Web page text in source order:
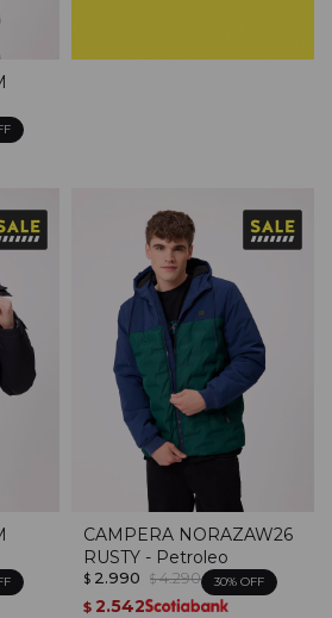
CAMPERA NORAZAW26
RUSTY - Petroleo
$ 2.990 $ 4.290 30
$ 2.542